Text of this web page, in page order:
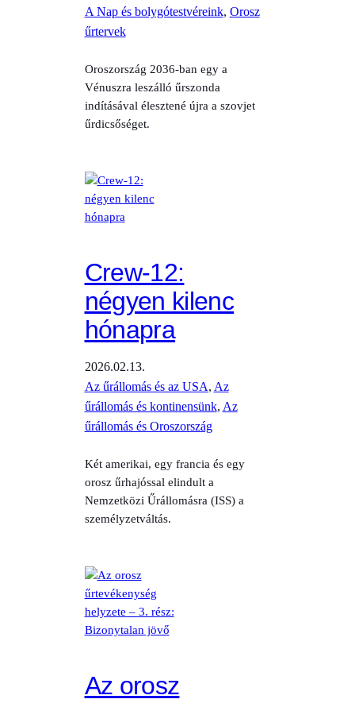
A Nap és bolygótestvéreink, Orosz
űrtervek
Oroszország 2036-ban egy a
Vénuszra leszálló űrszonda
indításával élesztené újra a szovjet
űrdicsőséget.
Crew-12:
négyen kilenc
hónapra
2026.02.13.
Az űrállomás és az USA, Az
űrállomás és kontinensünk, Az
űrállomás és Oroszország
Két amerikai, egy francia és egy
orosz űrhajóssal elindult a
Nemzetközi Űrállomásra (ISS) a
személyzetváltás.
Az orosz